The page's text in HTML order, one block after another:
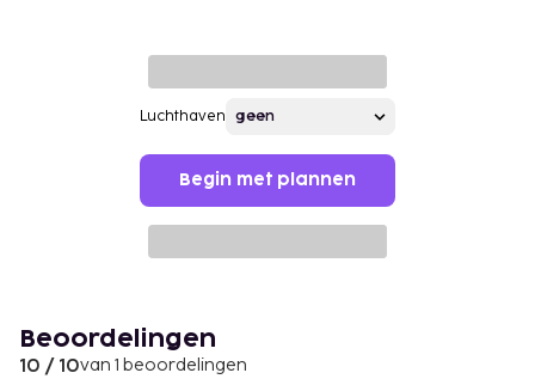
Luchthaven
Begin met plannen
Beoordelingen
10 / 10van 1 beoordelingen